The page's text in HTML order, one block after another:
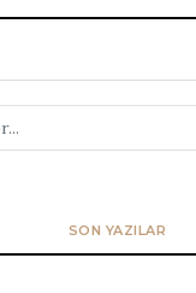
SON YAZILAR